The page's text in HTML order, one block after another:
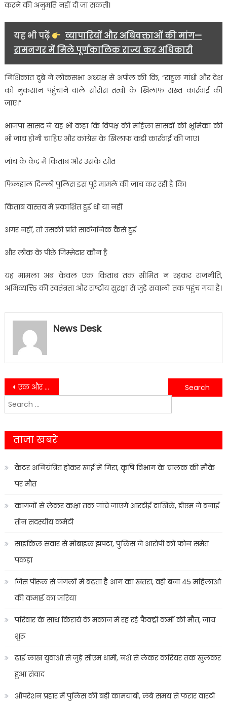
करने की अनुमति नहीं दी जा सकती।
यह भी पढ़ें
व्यापारियों और अधिवक्ताओं की मांग—
रामनगर में मिले पूर्णकालिक राज्य कर अधिकारी
निशिकांत दुबे ने लोकसभा अध्यक्ष से अपील की कि, “राहुल गांधी और देश
को नुकसान पहुंचाने वाले सोरोस तत्वों के खिलाफ सख्त कार्रवाई की
जाए।”
भाजपा सांसद ने यह भी कहा कि विपक्ष की महिला सांसदों की भूमिका की
भी जांच होनी चाहिए और कांग्रेस के खिलाफ कड़ी कार्रवाई की जाए।
जांच के केंद्र में किताब और उसके स्रोत
फिलहाल दिल्ली पुलिस इस पूरे मामले की जांच कर रही है कि।
किताब वास्तव में प्रकाशित हुई थी या नहीं
अगर नहीं, तो उसकी प्रति सार्वजनिक कैसे हुई
और लीक के पीछे जिम्मेदार कौन है
यह मामला अब केवल एक किताब तक सीमित न रहकर राजनीति,
अभिव्यक्ति की स्वतंत्रता और राष्ट्रीय सुरक्षा से जुड़े सवालों तक पहुंच गया है।
News Desk
Post
navigation
एक और पति मारा गया_ पत्नी ने प्रेमी के साथ मिलकर कुल्हाड़ी से कई वार किए……
मुस्लिम दुकानदार के पक्ष में खड़े दीपक कुमार, अब खुद संघर्षों से घिरे…….
Search
for:
ताजा खबरे
कैंटर अनियंत्रित होकर खाई में गिरा, कृषि विभाग के चालक की मौके
पर मौत
कागजों से लेकर कक्षा तक जांचे जाएंगे आरटीई दाखिले, डीएम ने बनाई
तीन सदस्यीय कमेटी
साइकिल सवार से मोबाइल झपटा, पुलिस ने आरोपी को फोन समेत
पकड़ा
जिस पीरूल से जंगलों में बढ़ता है आग का खतरा, वही बना 45 महिलाओं
की कमाई का जरिया
परिवार के साथ किराये के मकान में रह रहे फैक्ट्री कर्मी की मौत, जांच
शुरू
ढाई लाख युवाओं से जुड़े सीएम धामी, नशे से लेकर करियर तक खुलकर
हुआ संवाद
ऑपरेशन प्रहार में पुलिस की बड़ी कामयाबी, लंबे समय से फरार वारंटी